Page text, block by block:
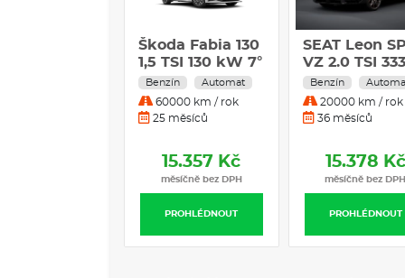
Škoda Fabia 130
1,5 TSI 130 kW 7°
automatická
DSG
Benzín Automat
60000 km / rok
25 měsíců
PROHLÉDNOUT
15.357 Kč
měsíčně bez DPH
SEAT Leon SP
VZ 2.0 TSI
DSG 4WD
Benzín
20000 km / rok
36 měsíců
PROHLÉDNOUT
15.378 Kč
měsíčně bez DPH